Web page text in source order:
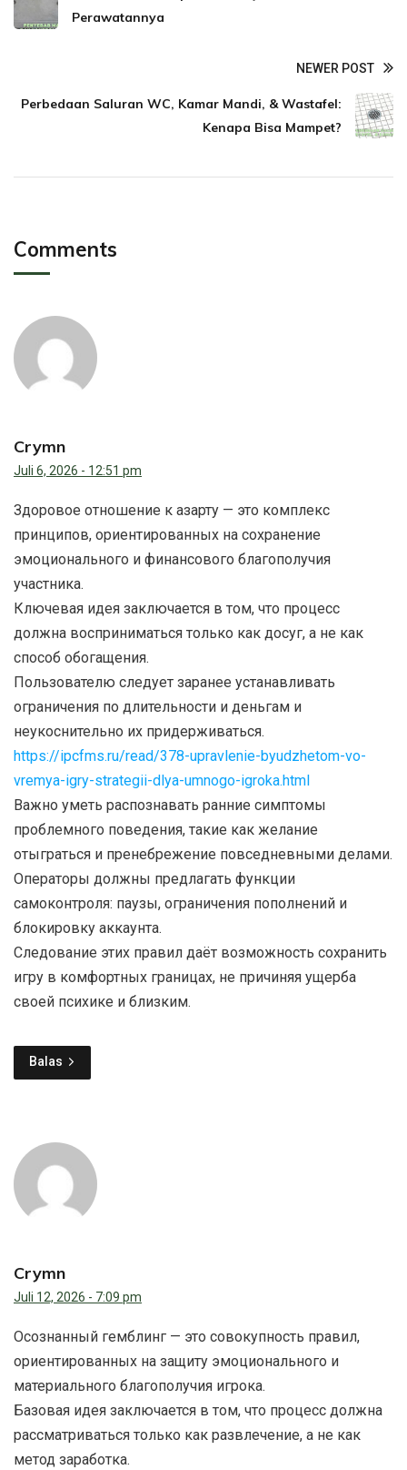
Perawatannya
NEWER POST
Perbedaan Saluran WC, Kamar Mandi, & Wastafel:
Kenapa Bisa Mampet?
Comments
Crymn
Juli 6, 2026 - 12:51 pm
Здоровое отношение к азарту — это комплекс
принципов, ориентированных на сохранение
эмоционального и финансового благополучия
участника.
Ключевая идея заключается в том, что процесс
должна восприниматься только как досуг, а не как
способ обогащения.
Пользователю следует заранее устанавливать
ограничения по длительности и деньгам и
неукоснительно их придерживаться.
https://ipcfms.ru/read/378-upravlenie-byudzhetom-vo-
vremya-igry-strategii-dlya-umnogo-igroka.html
Важно уметь распознавать ранние симптомы
проблемного поведения, такие как желание
отыграться и пренебрежение повседневными делами.
Операторы должны предлагать функции
самоконтроля: паузы, ограничения пополнений и
блокировку аккаунта.
Следование этих правил даёт возможность сохранить
игру в комфортных границах, не причиняя ущерба
своей психике и близким.
Balas
Crymn
Juli 12, 2026 - 7:09 pm
Осознанный гемблинг — это совокупность правил,
ориентированных на защиту эмоционального и
материального благополучия игрока.
Базовая идея заключается в том, что процесс должна
рассматриваться только как развлечение, а не как
метод заработка.